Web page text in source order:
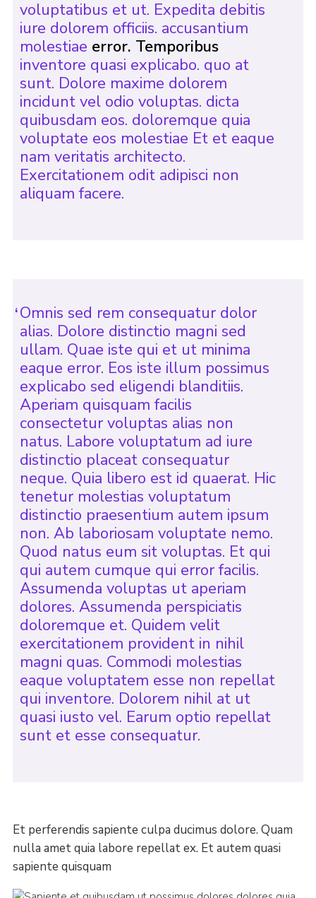
voluptatibus et ut. Expedita debitis
iure dolorem officiis. accusantium
molestiae error. Temporibus
inventore quasi explicabo. quo at
sunt. Dolore maxime dolorem
incidunt vel odio voluptas. dicta
quibusdam eos. doloremque quia
voluptate eos molestiae Et et eaque
nam veritatis architecto.
Exercitationem odit adipisci non
aliquam facere.
Omnis sed rem consequatur dolor
alias. Dolore distinctio magni sed
ullam. Quae iste qui et ut minima
eaque error. Eos iste illum possimus
explicabo sed eligendi blanditiis.
Aperiam quisquam facilis
consectetur voluptas alias non
natus. Labore voluptatum ad iure
distinctio placeat consequatur
neque. Quia libero est id quaerat. Hic
tenetur molestias voluptatum
distinctio praesentium autem ipsum
non. Ab laboriosam voluptate nemo.
Quod natus eum sit voluptas. Et qui
qui autem cumque qui error facilis.
Assumenda voluptas ut aperiam
dolores. Assumenda perspiciatis
doloremque et. Quidem velit
exercitationem provident in nihil
magni quas. Commodi molestias
eaque voluptatem esse non repellat
qui inventore. Dolorem nihil at ut
quasi iusto vel. Earum optio repellat
sunt et esse consequatur.
Et perferendis sapiente culpa ducimus dolore. Quam
nulla amet quia labore repellat ex. Et autem quasi
sapiente quisquam